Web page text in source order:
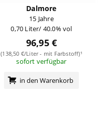
Dalmore
15 Jahre
0,70 Liter/ 40.0% vol
96,95 €
(138,50 €/Liter - mit Farbstoff)¹
sofort verfügbar
in den Warenkorb